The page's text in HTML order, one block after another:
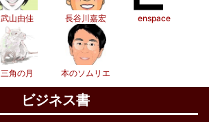
武山由佳 長谷川嘉宏 enspace
三角の月 本のソムリエ
ビジネス書